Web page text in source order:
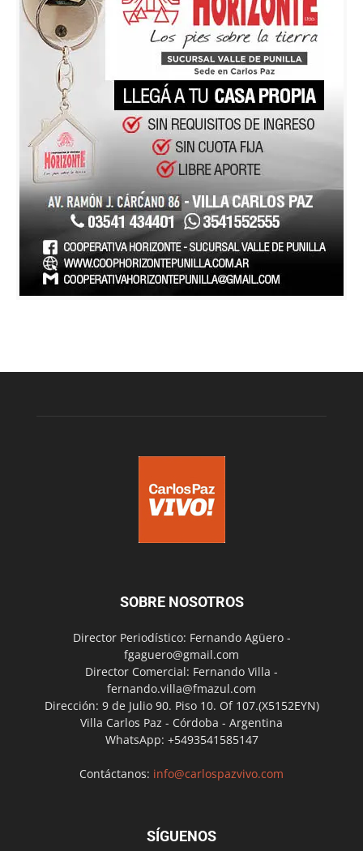
SOBRE NOSOTROS
Director Periodístico: Fernando Agüero -
fgaguero@gmail.com
Director Comercial: Fernando Villa -
fernando.villa@fmazul.com
Dirección: 9 de Julio 90. Piso 10. Of 107.(X5152EYN)
Villa Carlos Paz - Córdoba - Argentina
WhatsApp: +5493541585147
Contáctanos: info@carlospazvivo.com
SÍGUENOS